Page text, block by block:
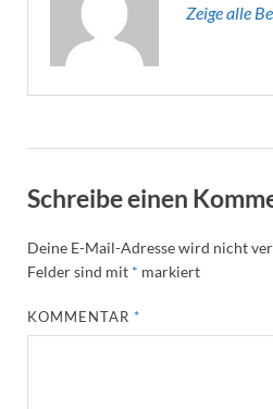
Zeige alle
Schreibe einen
Deine E-Mail-Adresse wird nicht
Felder sind mit * markiert
KOMMENTAR*